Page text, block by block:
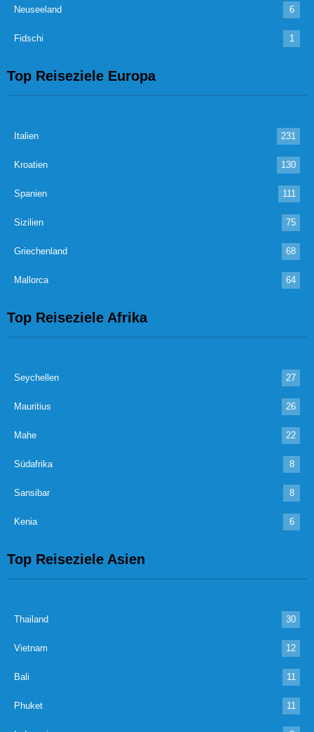
Neuseeland 6
Fidschi 1
Top Reiseziele Europa
Italien 231
Kroatien 130
Spanien 111
Sizilien 75
Griechenland 68
Mallorca 64
Top Reiseziele Afrika
Seychellen 27
Mauritius 26
Mahe 22
Südafrika 8
Sansibar 8
Kenia 6
Top Reiseziele Asien
Thailand 30
Vietnam 12
Bali 11
Phuket 11